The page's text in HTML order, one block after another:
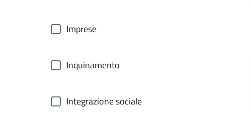
Imprese
Inquinamento
Integrazione sociale